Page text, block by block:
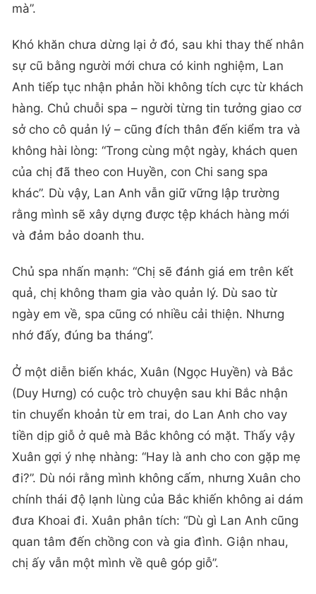
mà”.
Khó khăn chưa dừng lại ở đó, sau khi thay thế nhân
sự cũ bằng người mới chưa có kinh nghiệm, Lan
Anh tiếp tục nhận phản hồi không tích cực từ khách
hàng. Chủ chuỗi spa – người từng tin tưởng giao cơ
sở cho cô quản lý – cũng đích thân đến kiểm tra và
không hài lòng: “Trong cùng một ngày, khách quen
của chị đã theo con Huyền, con Chi sang spa
khác”. Dù vậy, Lan Anh vẫn giữ vững lập trường
rằng mình sẽ xây dựng được tệp khách hàng mới
và đảm bảo doanh thu.
Chủ spa nhấn mạnh: “Chị sẽ đánh giá em trên kết
quả, chị không tham gia vào quản lý. Dù sao từ
ngày em về, spa cũng có nhiều cải thiện. Nhưng
nhớ đấy, đúng ba tháng”.
Ở một diễn biến khác, Xuân (Ngọc Huyền) và Bắc
(Duy Hưng) có cuộc trò chuyện sau khi Bắc nhận
tin chuyển khoản từ em trai, do Lan Anh cho vay
tiền dịp giỗ ở quê mà Bắc không có mặt. Thấy vậy
Xuân gợi ý nhẹ nhàng: “Hay là anh cho con gặp mẹ
đi?”. Dù nói rằng mình không cấm, nhưng Xuân cho
chính thái độ lạnh lùng của Bắc khiến không ai dám
đưa Khoai đi. Xuân phân tích: “Dù gì Lan Anh cũng
quan tâm đến chồng con và gia đình. Giận nhau,
chị ấy vẫn một mình về quê góp giỗ”.